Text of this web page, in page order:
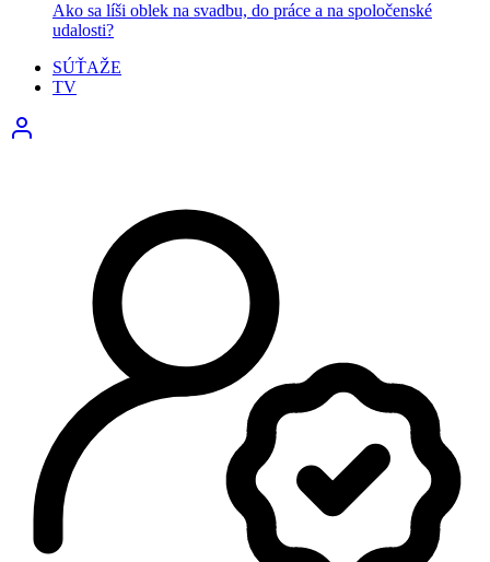
Ako sa líši oblek na svadbu, do práce a na spoločenské
udalosti?
SÚŤAŽE
TV